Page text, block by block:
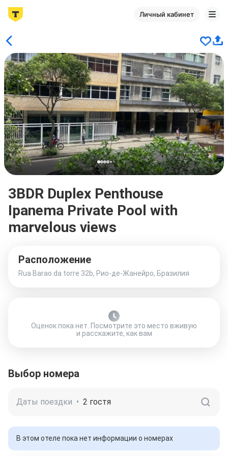
Личный кабинет
3BDR Duplex Penthouse
Ipanema Private Pool with
marvelous views
Расположение
Rua Barao da torre 32b, Рио-де-Жанейро, Бразилия
Оценок пока нет. Посмотрите это место вживую
и расскажите, как вам
Выбор номера
Даты поездки • 2 гостя
В этом отеле пока нет информации о номерах